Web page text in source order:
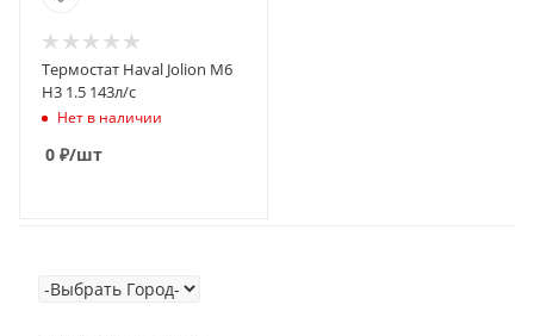
Термостат Haval Jolion M6
H3 1.5 143л/с
Нет в наличии
0 ₽/шт